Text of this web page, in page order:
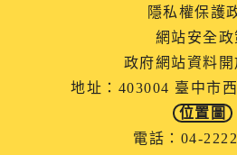
隱私權保護
網站安全政
政府網站資料開
地址：403004 臺中市
位置圖
電話：04-